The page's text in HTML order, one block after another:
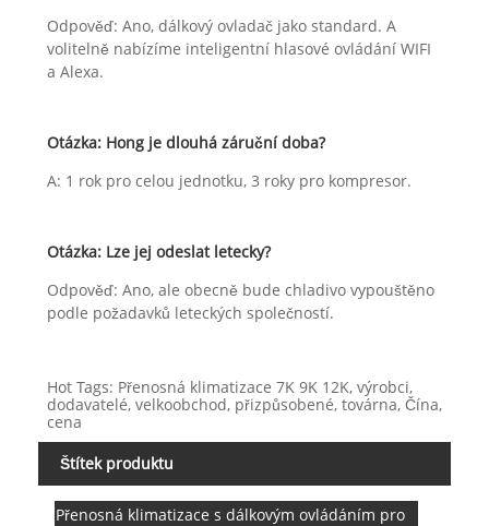
Odpověď: Ano, dálkový ovladač jako standard. A
volitelně nabízíme inteligentní hlasové ovládání WIFI
a Alexa.
Otázka: Hong je dlouhá záruční doba?
A: 1 rok pro celou jednotku, 3 roky pro kompresor.
Otázka: Lze jej odeslat letecky?
Odpověď: Ano, ale obecně bude chladivo vypouštěno
podle požadavků leteckých společností.
Hot Tags: Přenosná klimatizace 7K 9K 12K, výrobci,
dodavatelé, velkoobchod, přizpůsobené, továrna, Čína,
cena
Štítek produktu
Přenosná klimatizace s dálkovým ovládáním pro